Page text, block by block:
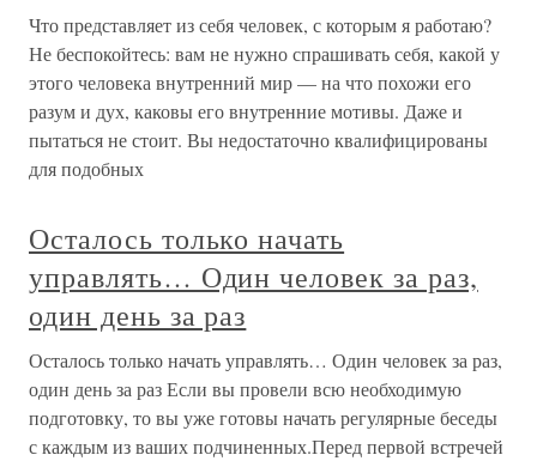
Что представляет из себя человек, с которым я работаю?
Не беспокойтесь: вам не нужно спрашивать себя, какой у
этого человека внутренний мир — на что похожи его
разум и дух, каковы его внутренние мотивы. Даже и
пытаться не стоит. Вы недостаточно квалифицированы
для подобных
Осталось только начать
управлять… Один человек за раз,
один день за раз
Осталось только начать управлять… Один человек за раз,
один день за раз Если вы провели всю необходимую
подготовку, то вы уже готовы начать регулярные беседы
с каждым из ваших подчиненных.Перед первой встречей